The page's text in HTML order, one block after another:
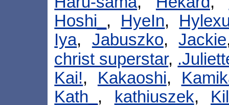
Hoshi_ , HyeIn,
Iya, Jabuszko,Jackie
christ superstar,
Kai!, Kakaoshi,
Kath_ , kathiuszek,